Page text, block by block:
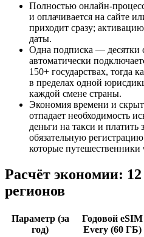
Полностью онлайн-
и оплачивается на сайте
приходит сразу;
даты.
Одна подписка — десятки
автоматически
150+ государствах, тогда
в пределах одной
каждой смене страны.
Экономия времени и
отпадает необходимость
деньги на такси и платить
обязательную
которые путешественники
Расчёт экономии:
регионов
Параметр (за
год)
Годовой eSIM
Every (60 ГБ)